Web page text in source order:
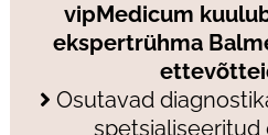
vipMedicum
ekspertrühma
Osutavad
spetsialiseeritud